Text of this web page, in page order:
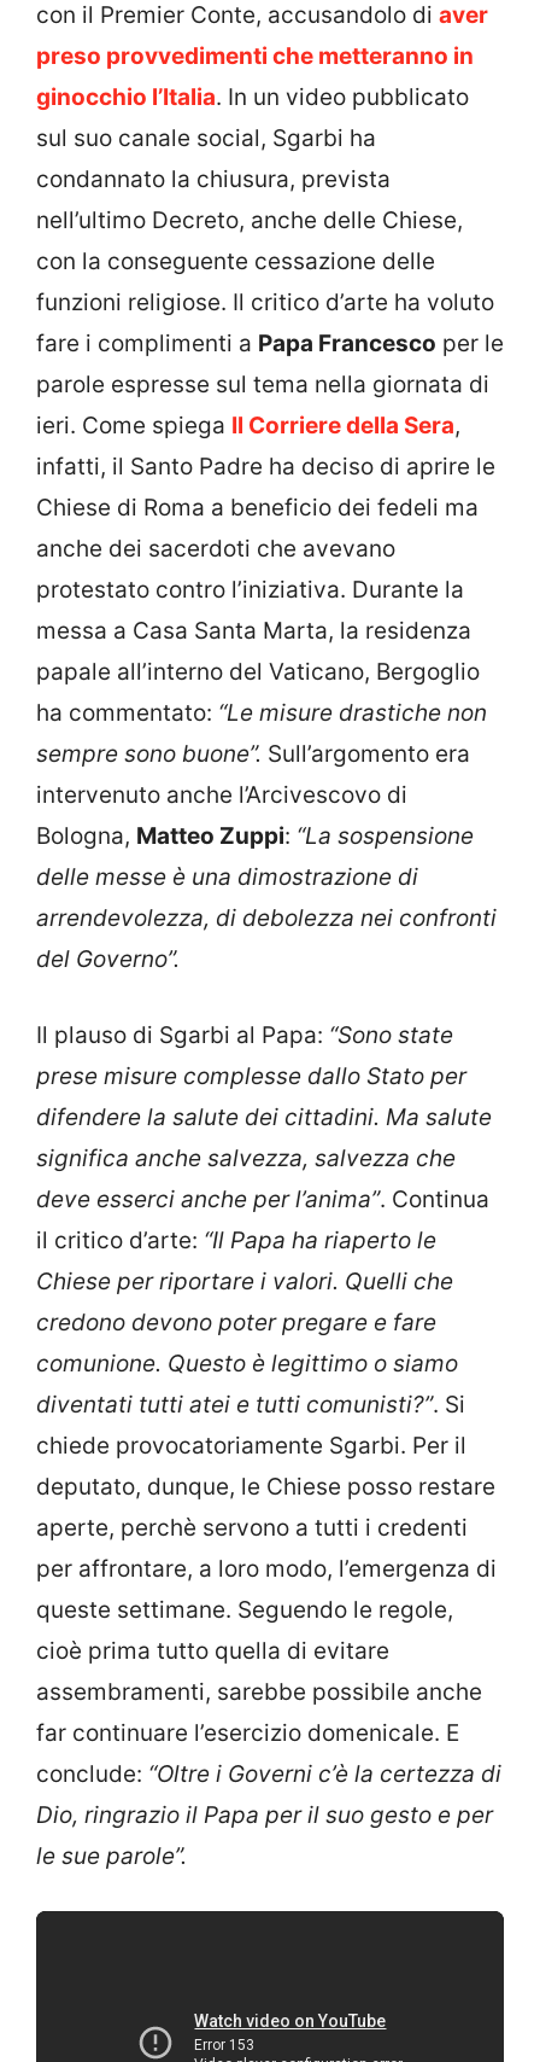
con il Premier Conte, accusandolo di aver
preso provvedimenti che metteranno in
ginocchio l’Italia. In un video pubblicato
sul suo canale social, Sgarbi ha
condannato la chiusura, prevista
nell’ultimo Decreto, anche delle Chiese,
con la conseguente cessazione delle
funzioni religiose. Il critico d’arte ha voluto
fare i complimenti a Papa Francesco per le
parole espresse sul tema nella giornata di
ieri. Come spiega Il Corriere della Sera,
infatti, il Santo Padre ha deciso di aprire le
Chiese di Roma a beneficio dei fedeli ma
anche dei sacerdoti che avevano
protestato contro l’iniziativa. Durante la
messa a Casa Santa Marta, la residenza
papale all’interno del Vaticano, Bergoglio
ha commentato: “Le misure drastiche non
sempre sono buone”. Sull’argomento era
intervenuto anche l’Arcivescovo di
Bologna, Matteo Zuppi: “La sospensione
delle messe è una dimostrazione di
arrendevolezza, di debolezza nei confronti
del Governo”.
Il plauso di Sgarbi al Papa: “Sono state
prese misure complesse dallo Stato per
difendere la salute dei cittadini. Ma salute
significa anche salvezza, salvezza che
deve esserci anche per l’anima”. Continua
il critico d’arte: “Il Papa ha riaperto le
Chiese per riportare i valori. Quelli che
credono devono poter pregare e fare
comunione. Questo è legittimo o siamo
diventati tutti atei e tutti comunisti?”. Si
chiede provocatoriamente Sgarbi. Per il
deputato, dunque, le Chiese posso restare
aperte, perchè servono a tutti i credenti
per affrontare, a loro modo, l’emergenza di
queste settimane. Seguendo le regole,
cioè prima tutto quella di evitare
assembramenti, sarebbe possibile anche
far continuare l’esercizio domenicale. E
conclude: “Oltre i Governi c’è la certezza di
Dio, ringrazio il Papa per il suo gesto e per
le sue parole”.